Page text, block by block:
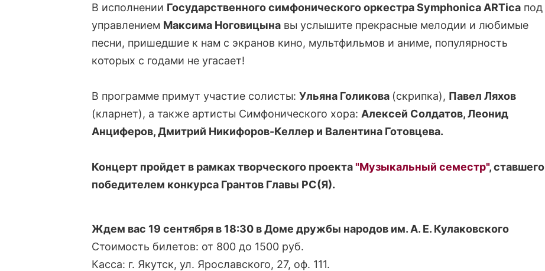
В исполнении Государственного симфонического оркестра Symphonica ARTicaпод
управлением Максима Ноговицынавы услышите прекрасные мелодии и любимые
песни, пришедшие к нам с экранов кино, мультфильмов и аниме, популярность
которых с годами не угасает!
В программе примут участие солисты: Ульяна Голикова (скрипка), Павел Ляхов
(кларнет), а также артисты Симфонического хора: Алексей Солдатов, Леонид
Анциферов, Дмитрий Никифоров-Келлер и Валентина Готовцева.
Концерт пройдет в рамках творческого проекта"Музыкальный семестр", ставшего
победителем конкурса Грантов Главы РС(Я).
Ждем вас 19 сентября в 18:30 в Доме дружбы народов им. А. Е. Кулаковского
Стоимость билетов: от 800 до 1500 руб.
Касса: г. Якутск, ул. Ярославского, 27, оф. 111.